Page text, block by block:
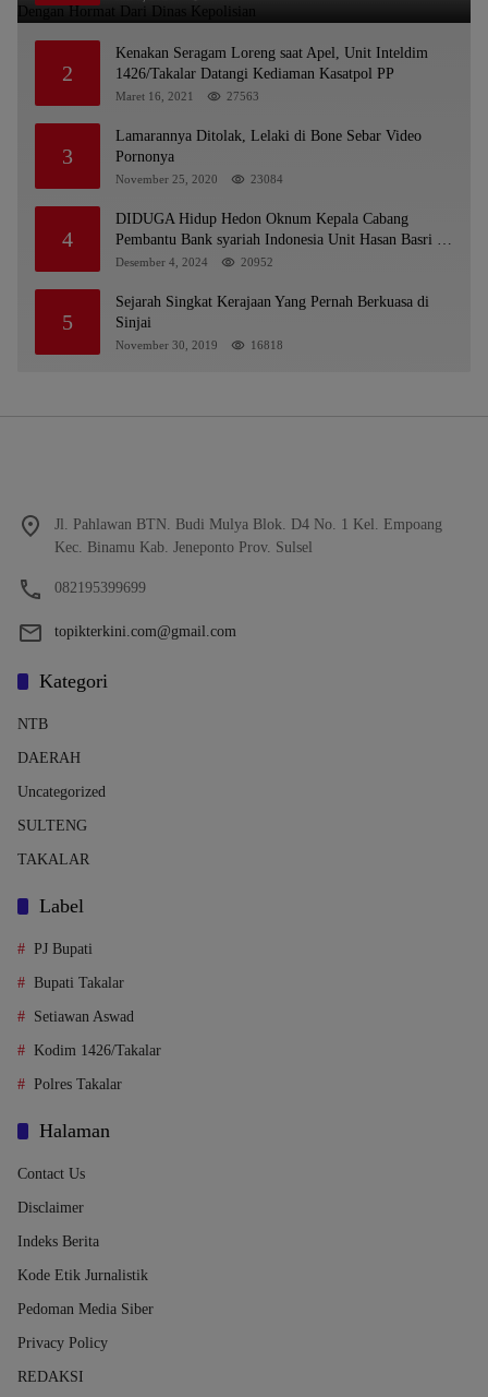
2
Kenakan Seragam Loreng saat Apel, Unit Inteldim
1426/Takalar Datangi Kediaman Kasatpol PP
Maret 16, 2021 27563
3
Lamarannya Ditolak, Lelaki di Bone Sebar Video
Pornonya
November 25, 2020 23084
4
DIDUGA Hidup Hedon Oknum Kepala Cabang
Pembantu Bank syariah Indonesia Unit Hasan Basri di
Banjarmasin Tipu Nasabah Prioritasnya Hingga
OJK Kalsel : Bertemu Tanggal 11
Desember 4, 2024 20952
5
Sejarah Singkat Kerajaan Yang Pernah Berkuasa di
Sinjai
November 30, 2019 16818
Jl. Pahlawan BTN. Budi Mulya Blok. D4 No. 1 Kel. Empoang
Kec. Binamu Kab. Jeneponto Prov. Sulsel
082195399699
topikterkini.com@gmail.com
Kategori
NTB
DAERAH
Uncategorized
SULTENG
TAKALAR
Label
PJ Bupati
Bupati Takalar
Setiawan Aswad
Kodim 1426/Takalar
Polres Takalar
Halaman
Contact Us
Disclaimer
Indeks Berita
Kode Etik Jurnalistik
Pedoman Media Siber
Privacy Policy
REDAKSI